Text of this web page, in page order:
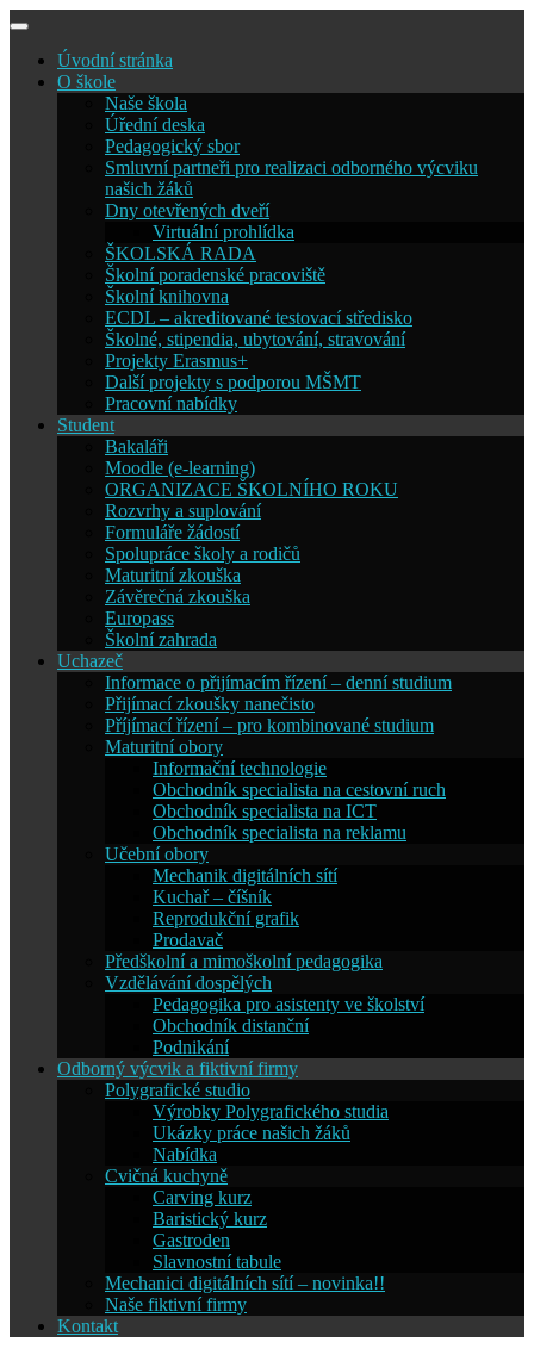
Skip
contentÚvodní stránka
O škole
Naše škola
Úřední deska
Pedagogický sbor
Smluvní partneři pro realizaci odborného výcviku
našich žáků
Dny otevřených dveří
Virtuální prohlídka
ŠKOLSKÁ RADA
Školní poradenské pracoviště
Školní knihovna
ECDL – akreditované testovací středisko
Školné, stipendia, ubytování, stravování
Projekty Erasmus+
Další projekty s podporou MŠMT
Pracovní nabídky
Student
Bakaláři
Moodle (e-learning)
ORGANIZACE ŠKOLNÍHO ROKU
Rozvrhy a suplování
Formuláře žádostí
Spolupráce školy a rodičů
Maturitní zkouška
Závěrečná zkouška
Europass
Školní zahrada
Uchazeč
Informace o přijímacím řízení – denní studium
Přijímací zkoušky nanečisto
Příjímací řízení – pro kombinované studium
Maturitní obory
Informační technologie
Obchodník specialista na cestovní ruch
Obchodník specialista na ICT
Obchodník specialista na reklamu
Učební obory
Mechanik digitálních sítí
Kuchař – číšník
Reprodukční grafik
Prodavač
Předškolní a mimoškolní pedagogika
Vzdělávání dospělých
Pedagogika pro asistenty ve školství
Obchodník distanční
Podnikání
Odborný výcvik a fiktivní firmy
Polygrafické studio
Výrobky Polygrafického studia
Ukázky práce našich žáků
Nabídka
Cvičná kuchyně
Carving kurz
Baristický kurz
Gastroden
Slavnostní tabule
Mechanici digitálních sítí – novinka!!
Naše fiktivní firmy
Kontakt